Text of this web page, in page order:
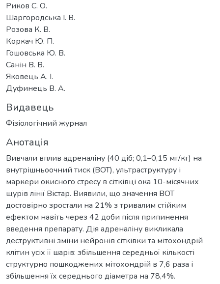
Риков С. О.
Шаргородська І. В.
Розова К. В.
Коркач Ю. П.
Гошовська Ю. В.
Санін В. В.
Яковець А. І.
Дуфинець В. А.
Видавець
Фізіологічний журнал
Анотація
Вивчали вплив адреналіну (40 діб; 0,1–0,15 мг/кг) на
внутрішньоочний тиск (ВОТ), ультраструктуру і
маркери окисного стресу в сітківці ока 10-місячних
щурів лінії Вістар. Виявили, що значення ВОТ
достовірно зростали на 21% з тривалим стійким
ефектом навіть через 42 доби після припинення
введення препарату. Дія адреналіну викликала
деструктивні зміни нейронів сітківки та мітохондрій
клітин усіх її шарів: збільшення середньої кількості
структурно пошкоджених мітохондрій в 7,6 раза і
збільшення їх середнього діаметра на 78,4%.